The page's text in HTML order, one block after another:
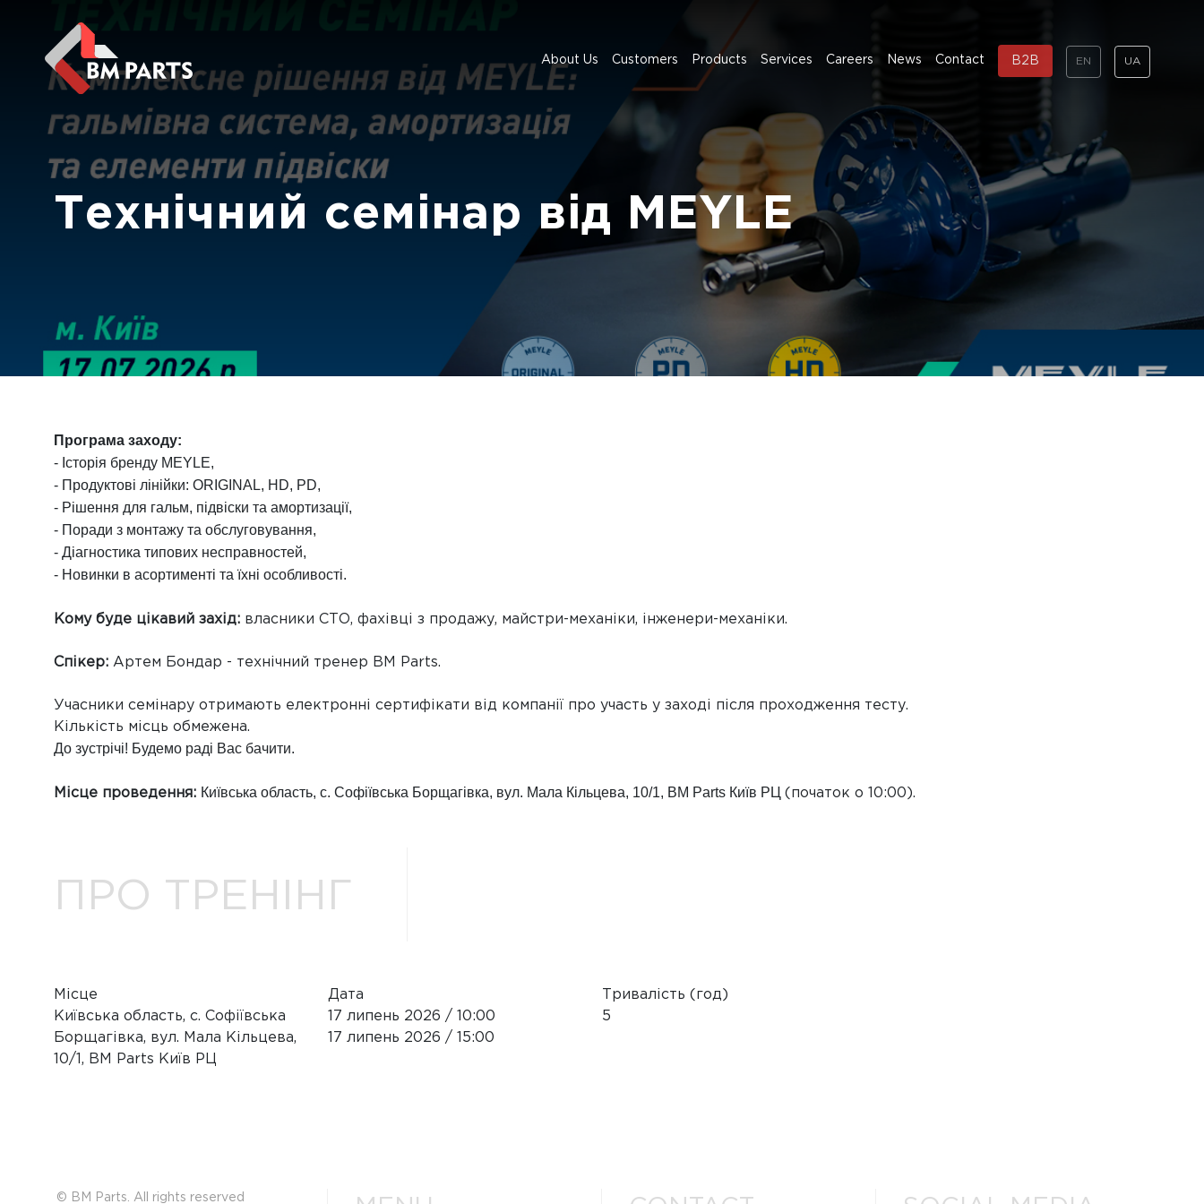
About Us Customers Products Services Careers News Contact B2B EN UA
Технічний семінар від MEYLE
Програма заходу:
- Історія бренду MEYLE,
- Продуктові лінійки: ORIGINAL, HD, PD,
- Рішення для гальм, підвіски та амортизації,
- Поради з монтажу та обслуговування,
- Діагностика типових несправностей,
- Новинки в асортименті та їхні особливості.
Кому буде цікавий захід: власники СТО, фахівці з продажу, майстри-механіки, інженери-механіки.
Спікер: Артем Бондар - технічний тренер BM Parts.
Учасники семінару отримають електронні сертифікати від компанії про участь у заході після проходження тесту.
Кількість місць обмежена.
До зустрічі! Будемо раді Вас бачити.
Місце проведення: Київська область, с. Софіївська Борщагівка, вул. Мала Кільцева, 10/1, BM Parts Київ РЦ (початок о 10:00).
ПРО ТРЕНІНГ
Місце
Київська область, с. Софіївська
Борщагівка, вул. Мала Кільцева,
10/1, BM Parts Київ РЦ
Дата
17 липень 2026 / 10:00
17 липень 2026 / 15:00
Тривалість (год)
5
© BM Parts. All rights reserved